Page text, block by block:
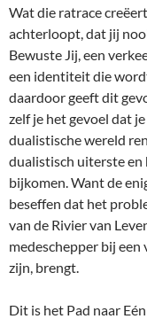
Wat die ratrace
achterloopt, dat jij
Bewuste Jij, een
een identiteit die
daardoor geeft dit
zelf je het gevoel dat
dualistische wereld
dualistisch uiterste en
bijkomen. Want de
beseffen dat het
van de Rivier van
medeschepper bij
zijn, brengt.
Dit is het Pad naar